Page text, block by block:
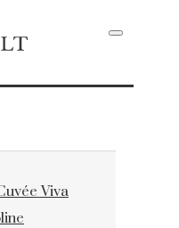
Viva